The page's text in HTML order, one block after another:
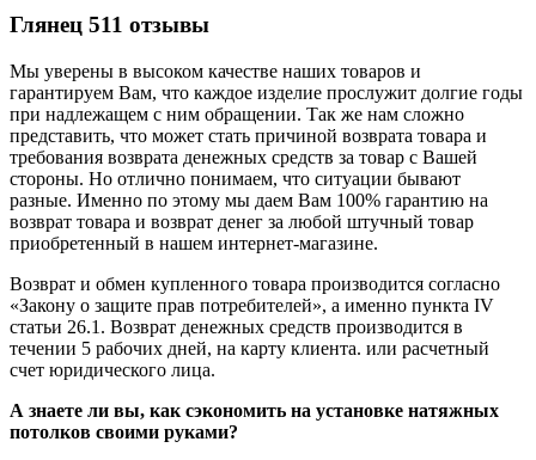
Глянец 511 отзывы
Мы уверены в высоком качестве наших товаров и
гарантируем Вам, что каждое изделие прослужит долгие годы
при надлежащем с ним обращении. Так же нам сложно
представить, что может стать причиной возврата товара и
требования возврата денежных средств за товар с Вашей
стороны. Но отлично понимаем, что ситуации бывают
разные. Именно по этому мы даем Вам 100% гарантию на
возврат товара и возврат денег за любой штучный товар
приобретенный в нашем интернет-магазине.
Возврат и обмен купленного товара производится согласно
«Закону о защите прав потребителей», а именно пункта IV
статьи 26.1. Возврат денежных средств производится в
течении 5 рабочих дней, на карту клиента. или расчетный
счет юридического лица.
А знаете ли вы, как сэкономить на установке натяжных
потолков своими руками?